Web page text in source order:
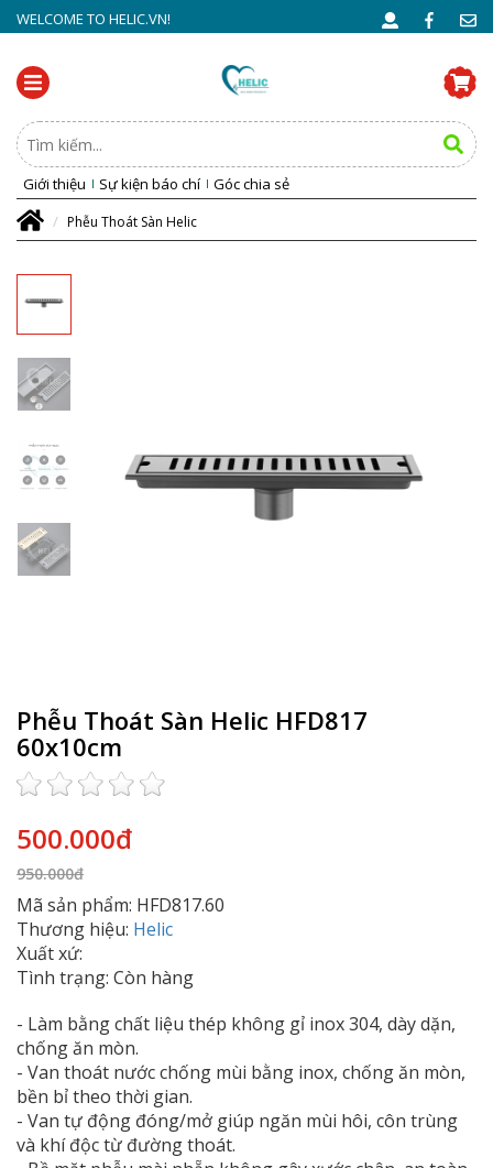
WELCOME TO HELIC.VN!
Giới thiệu Sự kiện báo chí Góc chia sẻ
Phễu Thoát Sàn Helic
Phễu Thoát Sàn Helic HFD817
60x10cm
500.000đ
950.000đ
Mã sản phẩm: HFD817.60
Thương hiệu: Helic
Xuất xứ:
Tình trạng: Còn hàng
- Làm bằng chất liệu thép không gỉ inox 304, dày dặn,
chống ăn mòn.
- Van thoát nước chống mùi bằng inox, chống ăn mòn,
bền bỉ theo thời gian.
- Van tự động đóng/mở giúp ngăn mùi hôi, côn trùng
và khí độc từ đường thoát.